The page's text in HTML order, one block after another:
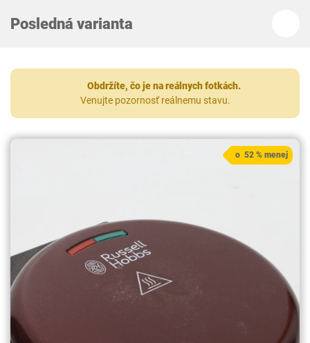
Posledná varianta
Obdržíte, čo je na reálnych fotkách.
Venujte pozornosť reálnemu stavu.
o 52 % menej